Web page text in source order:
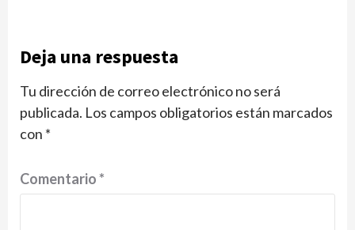
Deja una respuesta
Tu dirección de correo electrónico no será
publicada. Los campos obligatorios están marcados
con *
Comentario*